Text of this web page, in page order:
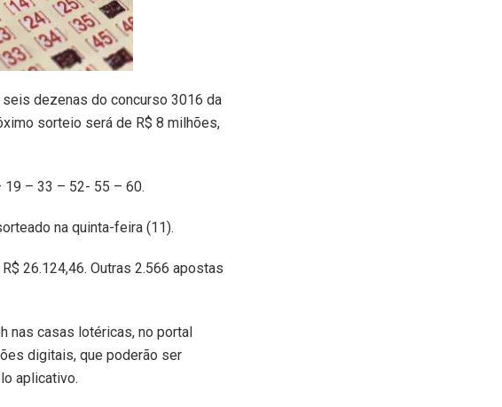
seis dezenas do concurso 3016 da
sorteio será de R$ 8 milhões,
19 – 33 – 52- 55 – 60.
na quinta-feira (11).
26.124,46. Outras 2.566 apostas
nas casas lotéricas, no portal
digitais, que poderão ser
aplicativo.